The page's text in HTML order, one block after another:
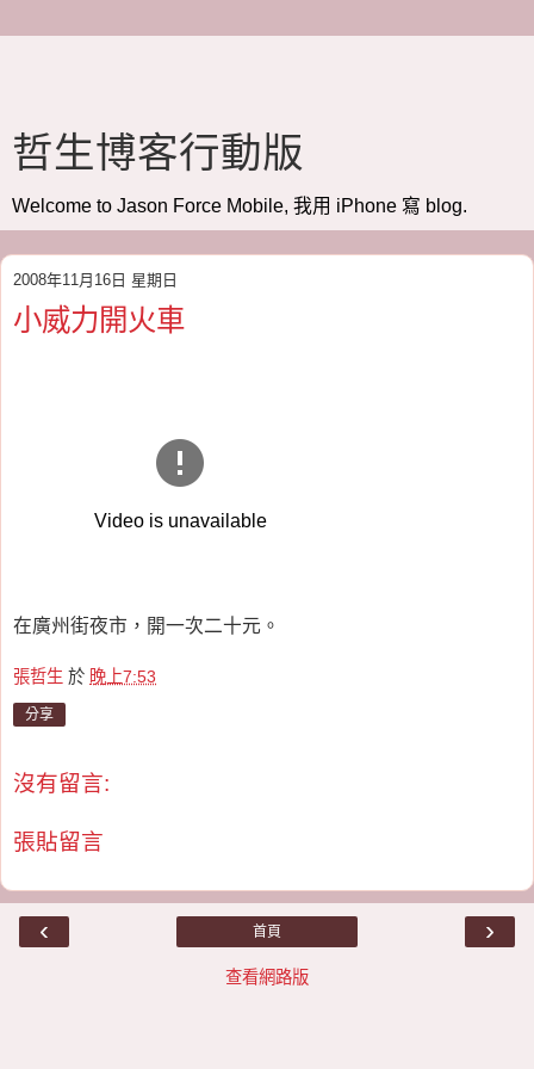
哲生博客行動版
Welcome to Jason Force Mobile, 我用 iPhone 寫 blog.
2008年11月16日 星期日
小威力開火車
在廣州街夜市，開一次二十元。
張哲生 於 晚上7:53
分享
沒有留言:
張貼留言
‹ ›
首頁
查看網路版